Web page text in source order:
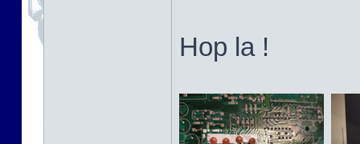
Hop la !